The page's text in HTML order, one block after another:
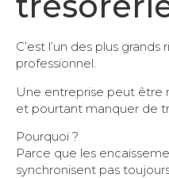
C’est l’un des plus
professionnel.
Une entreprise peut être
et pourtant manquer de
Pourquoi ?
Parce que les
synchronisent pas